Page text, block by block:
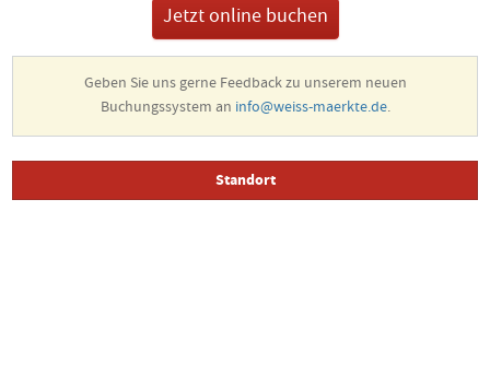
Jetzt online buchen
Geben Sie uns gerne Feedback zu unserem neuen
Buchungssystem an info@weiss-maerkte.de.
Standort